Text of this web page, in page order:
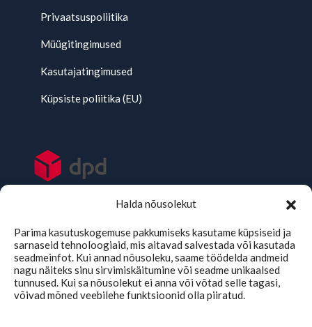
Halda nõusolekut
Parima kasutuskogemuse pakkumiseks kasutame küpsiseid ja
sarnaseid tehnoloogiaid, mis aitavad salvestada või kasutada
seadmeinfot. Kui annad nõusoleku, saame töödelda andmeid
nagu näiteks sinu sirvimiskäitumine või seadme unikaalsed
tunnused. Kui sa nõusolekut ei anna või võtad selle tagasi,
võivad mõned veebilehe funktsioonid olla piiratud.
Privaatsuspoliitika
Müügitingimused
Kasutajatingimused
Küpsiste poliitika (EU)